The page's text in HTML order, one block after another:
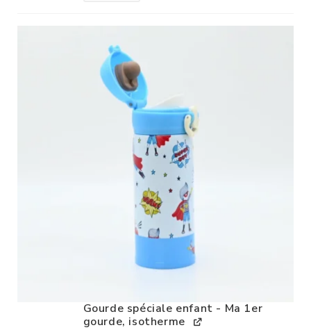
Gourde spéciale enfant - Ma 1er
gourde, isotherme